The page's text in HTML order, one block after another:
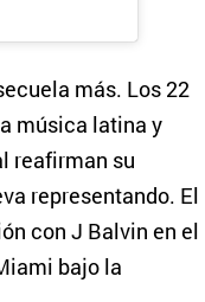
más. Los 22
música latina y
reafirman su
representando. El
con J Balvin en el
bajo la